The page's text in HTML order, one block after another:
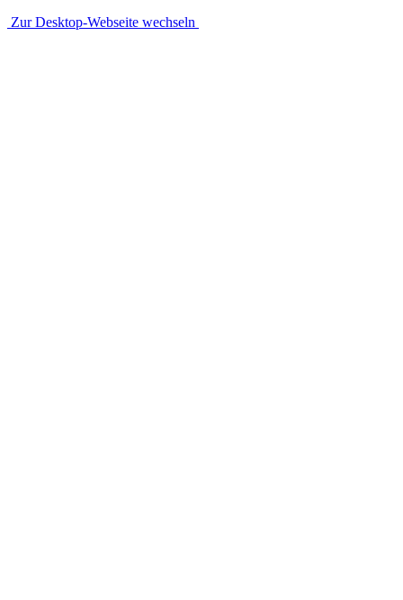
Zur Desktop-Webseite wechseln